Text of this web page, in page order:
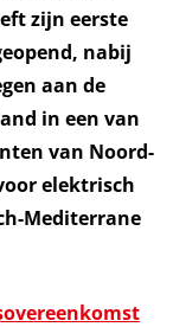
zijn eerste
nabij
aan de
in een van
van Noord-
elektrisch
Mediterrane